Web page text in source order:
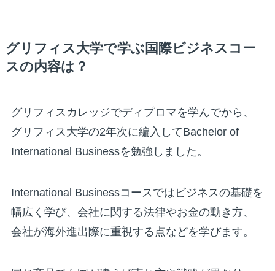
グリフィス大学で学ぶ国際ビジネスコー
スの内容は？
グリフィスカレッジでディプロマを学んでから、
グリフィス大学の2年次に編入してBachelor of
International Businessを勉強しました。
International Businessコースではビジネスの基礎を
幅広く学び、会社に関する法律やお金の動き方、
会社が海外進出際に重視する点などを学びます。